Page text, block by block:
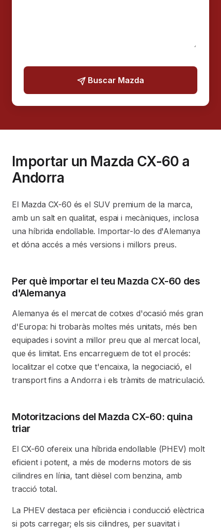
Buscar Mazda
Importar un Mazda CX-60 a
Andorra
El Mazda CX-60 és el SUV premium de la marca,
amb un salt en qualitat, espai i mecàniques, inclosa
una híbrida endollable. Importar-lo des d'Alemanya
et dóna accés a més versions i millors preus.
Per què importar el teu Mazda CX-60 des
d'Alemanya
Alemanya és el mercat de cotxes d'ocasió més gran
d'Europa: hi trobaràs moltes més unitats, més ben
equipades i sovint a millor preu que al mercat local,
que és limitat. Ens encarreguem de tot el procés:
localitzar el cotxe que t'encaixa, la negociació, el
transport fins a Andorra i els tràmits de matriculació.
Motoritzacions del Mazda CX-60: quina
triar
El CX-60 ofereix una híbrida endollable (PHEV) molt
eficient i potent, a més de moderns motors de sis
cilindres en línia, tant dièsel com benzina, amb
tracció total.
La PHEV destaca per eficiència i conducció elèctrica
si pots carregar; els sis cilindres, per suavitat i